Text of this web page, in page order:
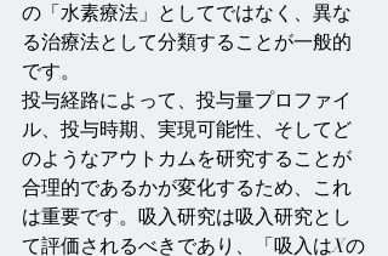
の「水素療法」としてではなく、異な
る治療法として分類することが一般的
です。
投与経路によって、投与量プロファイ
ル、投与時期、実現可能性、そしてど
のようなアウトカムを研究することが
合理的であるかが変化するため、これ
は重要です。吸入研究は吸入研究とし
て評価されるべきであり、「吸入はXの